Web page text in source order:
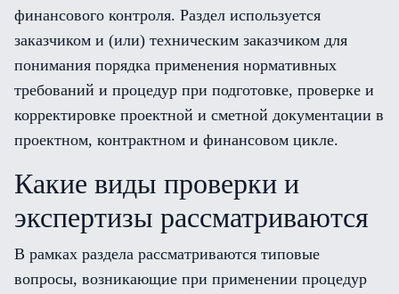
финансового контроля. Раздел используется
заказчиком и (или) техническим заказчиком для
понимания порядка применения нормативных
требований и процедур при подготовке, проверке и
корректировке проектной и сметной документации в
проектном, контрактном и финансовом цикле.
Какие виды проверки и
экспертизы рассматриваются
В рамках раздела рассматриваются типовые
вопросы, возникающие при применении процедур